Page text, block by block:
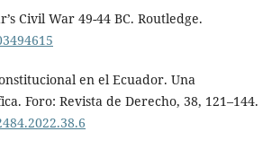
Civil War 49-44 BC. Routledge.
en el Ecuador. Una
Foro: Revista de Derecho, 38, 121–144.